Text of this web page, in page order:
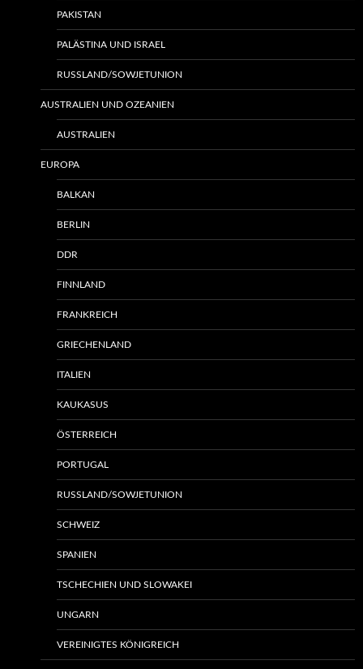
PAKISTAN
PALÄSTINA UND ISRAEL
RUSSLAND/SOWJETUNION
AUSTRALIEN UND OZEANIEN
AUSTRALIEN
EUROPA
BALKAN
BERLIN
DDR
FINNLAND
FRANKREICH
GRIECHENLAND
ITALIEN
KAUKASUS
ÖSTERREICH
PORTUGAL
RUSSLAND/SOWJETUNION
SCHWEIZ
SPANIEN
TSCHECHIEN UND SLOWAKEI
UNGARN
VEREINIGTES KÖNIGREICH